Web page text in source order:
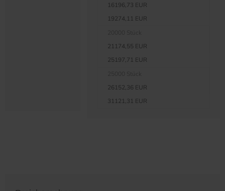
16196,73 EUR
19274,11 EUR
21174,55 EUR
25197,71 EUR
26152,36 EUR
31121,31 EUR